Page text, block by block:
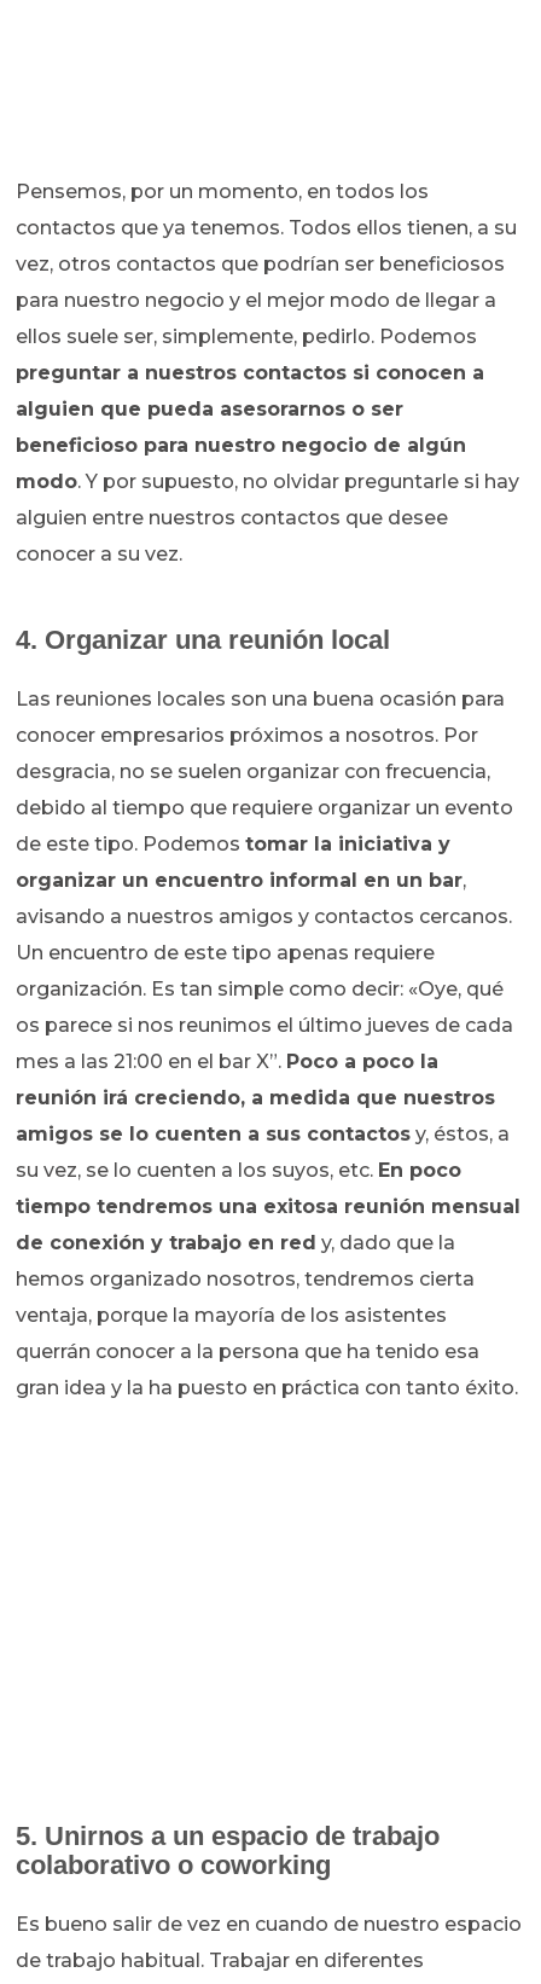
Pensemos, por un momento, en todos los
contactos que ya tenemos. Todos ellos tienen, a su
vez, otros contactos que podrían ser beneficiosos
para nuestro negocio y el mejor modo de llegar a
ellos suele ser, simplemente, pedirlo. Podemos
preguntar a nuestros contactos si conocen a
alguien que pueda asesorarnos o ser
beneficioso para nuestro negocio de algún
modo. Y por supuesto, no olvidar preguntarle si hay
alguien entre nuestros contactos que desee
conocer a su vez.
4. Organizar una reunión local
Las reuniones locales son una buena ocasión para
conocer empresarios próximos a nosotros. Por
desgracia, no se suelen organizar con frecuencia,
debido al tiempo que requiere organizar un evento
de este tipo. Podemostomar la iniciativa y
organizar un encuentro informal en un bar,
avisando a nuestros amigos y contactos cercanos.
Un encuentro de este tipo apenas requiere
organización. Es tan simple como decir: «Oye, qué
os parece si nos reunimos el último jueves de cada
mes a las 21:00 en el bar X”. Poco a poco la
reunión irá creciendo, a medida que nuestros
amigos se lo cuenten a sus contactos y, éstos, a
su vez, se lo cuenten a los suyos, etc. En poco
tiempo tendremos una exitosa reunión mensual
de conexión y trabajo en red y, dado que la
hemos organizado nosotros, tendremos cierta
ventaja, porque la mayoría de los asistentes
querrán conocer a la persona que ha tenido esa
gran idea y la ha puesto en práctica con tanto éxito.
5. Unirnos a un espacio de trabajo
colaborativo o coworking
Es bueno salir de vez en cuando de nuestro espacio
de trabajo habitual. Trabajar en diferentes